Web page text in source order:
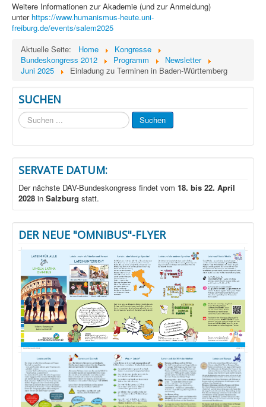
Weitere Informationen zur Akademie (und zur Anmeldung)
unter https://www.humanismus-heute.uni-
freiburg.de/events/salem2025
Aktuelle Seite:
Home
Kongresse
Bundeskongress 2012
Programm
Newsletter
Juni 2025
Einladung zu Terminen in Baden-Württemberg
SUCHEN
Suchen
...
Suchen
SERVATE DATUM:
Der nächste DAV-Bundeskongress findet vom 18. bis 22. April
2028 in Salzburg statt.
DER NEUE "OMNIBUS"-FLYER